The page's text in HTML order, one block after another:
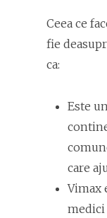
Ceea ce
fie
ca:
Este
care
Vimax
medici